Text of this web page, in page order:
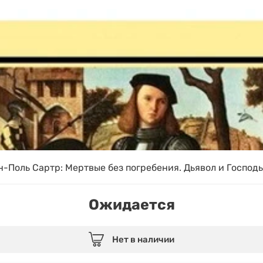
Поль Сартр: Мертвые без погребения. Дьявол и
Ожидается
Нет в наличии